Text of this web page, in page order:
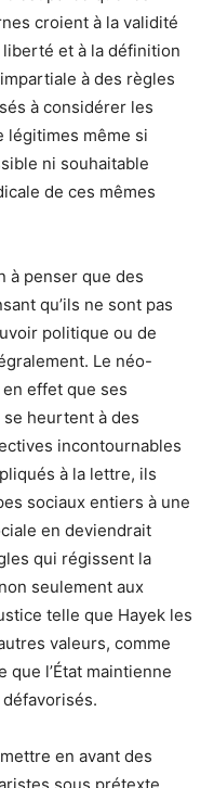
croient à la validité
et à la définition
à des règles
à considérer les
légitimes même si
ni souhaitable
de ces mêmes
à penser que des
qu’ils ne sont pas
politique ou de
Le néo-
effet que ses
heurtent à des
incontournables
à la lettre, ils
sociaux entiers à une
en deviendrait
qui régissent la
seulement aux
telle que Hayek les
valeurs, comme
que l’État maintienne
en avant des